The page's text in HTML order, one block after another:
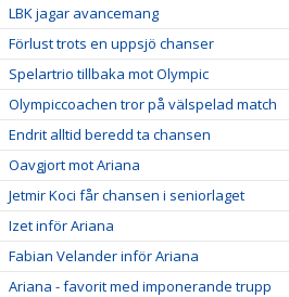
LBK jagar avancemang
Förlust trots en uppsjö chanser
Spelartrio tillbaka mot Olympic
Olympiccoachen tror på välspelad match
Endrit alltid beredd ta chansen
Oavgjort mot Ariana
Jetmir Koci får chansen i seniorlaget
Izet inför Ariana
Fabian Velander inför Ariana
Ariana - favorit med imponerande trupp